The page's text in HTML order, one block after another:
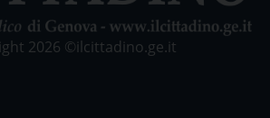
2026 ©ilcittadino.ge.it